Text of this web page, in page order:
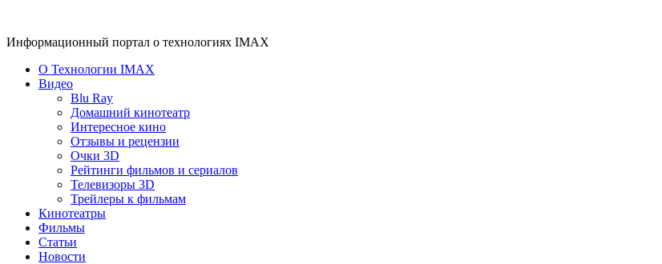
Информационный портал о технологиях IMAX
О Технологии IMAX
Видео
Blu Ray
Домашний кинотеатр
Интересное кино
Отзывы и рецензии
Очки 3D
Рейтинги фильмов и сериалов
Телевизоры 3D
Трейлеры к фильмам
Кинотеатры
Фильмы
Статьи
Новости